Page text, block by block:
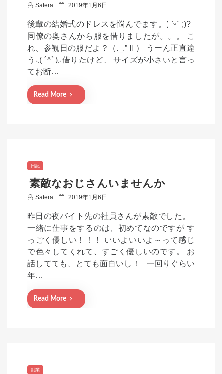
Satera
P
s
t
e
d
2019年1月6日
後輩の結婚式のドレスを悩んでます。( ˊᵕˋ ;)?
同僚の奥さんから服を借りましたが。。。 こ
れ、参観日の服だよ？（._.”Ⅱ） うーん正直違
う⸜( ´ᐞ` )⸝借りたけど、 サイズが小さいと言っ
てお断…
Read More
日記
素敵なおじさんいませんか
Satera
P
t
e
d
o
2019年1月6日
昨日の夜バイト先の社員さんが素敵でした。
一緒に仕事をするのは、初めてなのですが す
っごく優しい！！！ いいよいいよ～って感じ
で色々してくれて、すごく優しいのです。 お
話してても、とても面白いし！ 一回りぐらい
年…
Read More
副業